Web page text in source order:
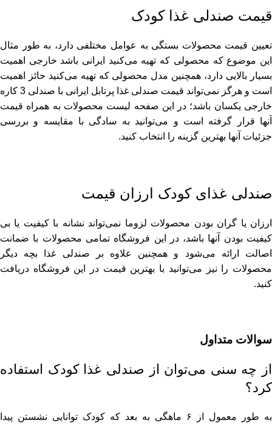
قیمت صندلی غذا کودک
تعیین قیمت محصولات بستگی به عوامل مختلفی دارد، به طور مثال
این موضوع که محصولی که تهیه می‌کنید ایرانی باشد خارجی اهمیت
بسیار بالایی دارد، همچنین مدل محصولی که تهیه می‌کنید حائز اهمیت
است و هرگز نمی‌تواند قیمت صندلی غذا پرتابل ایرانی با صندلی 3 کاره
خارجی یکسان باشد؛ در این صفحه لیست محصولات به همراه قیمت
آنها قرار گرفته است و می‌توانید به سادگی با مقایسه و بررسی
جزئیات آنها بهترین گزینه را انتخاب کنید.
صندلی غذای کودک ارزان قیمت
ارزان یا گران بودن محصولات لزوما نمی‌تواند نشانه با کیفیت یا بی
کیفیت بودن آنها باشد، در این فروشگاه تمامی محصولات با ضمانت
اصالت ارائه می‌شود و همچنین علاوه بر صندلی غذا بچه دیگر
محصولات را نیز می‌توانید با بهترین قیمت در این فروشگاه دریافت
کنید.
سوالات متداول
از چه سنی می‌توان از صندلی غذا کودک استفاده
کرد؟
به طور معمول از ۶ ماهگی به بعد که کودک توانایی نشستن پیدا